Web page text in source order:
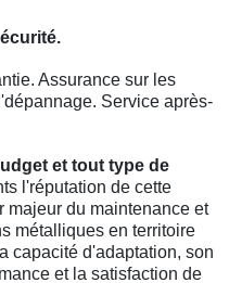
Assurance sur les
Service après-
et tout type de
l'réputation de cette
majeur du maintenance et
métalliques en territoire
capacité d'adaptation, son
et la satisfaction de